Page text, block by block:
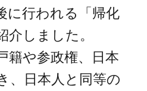
に行われる「帰化
しました。
籍や参政権、日本
、日本人と同等の